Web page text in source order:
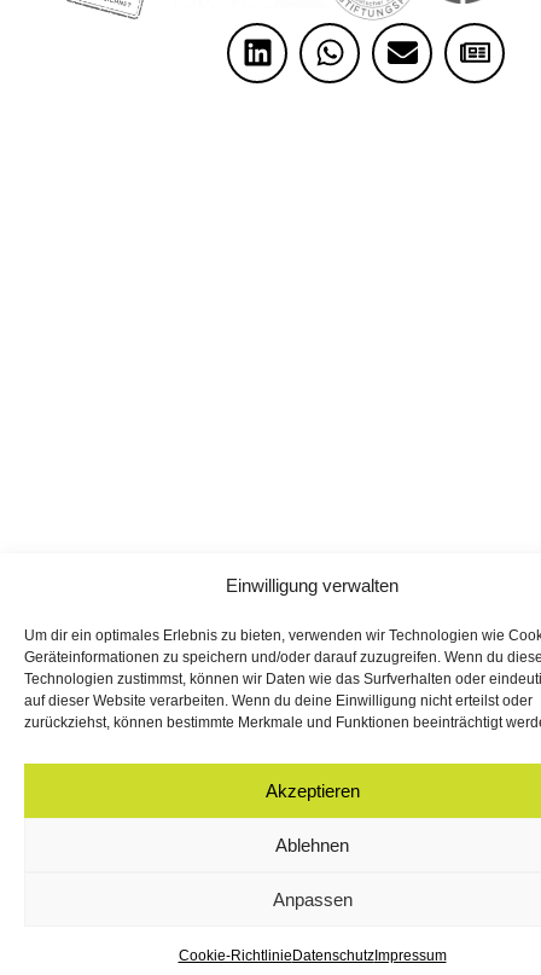
Einwilligung verwalten
Um dir ein optimales Erlebnis zu bieten, verwenden wir Technologien wie
Geräteinformationen zu speichern und/oder darauf zuzugreifen. Wenn du
Technologien zustimmst, können wir Daten wie das Surfverhalten oder
auf dieser Website verarbeiten. Wenn du deine Einwilligung nicht erteilst oder
zurückziehst, können bestimmte Merkmale und Funktionen beeinträchtigt
Akzeptieren
Ablehnen
Anpassen
Cookie-Richtlinie DatenschutzImpressum